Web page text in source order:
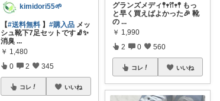
kimidori55🌱
【#送料無料 】#購入品 メッ
シュ靴下7足セットです🧦✨
消臭 ...
￥ 1,480
0 2 345
コレ いいね
グランズメディ𖤣𖥧𖥣𖡡𖥧𖤣 もっ
と早く買えばよかった🎉 靴
の ...
￥ 1,990
2 0 560
コレ いいね